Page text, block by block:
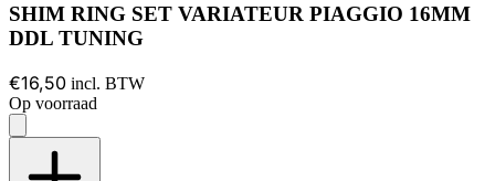
SHIM RING SET VARIATEUR PIAGGIO 16MM
DDL TUNING
€16,50 incl. BTW
Op voorraad